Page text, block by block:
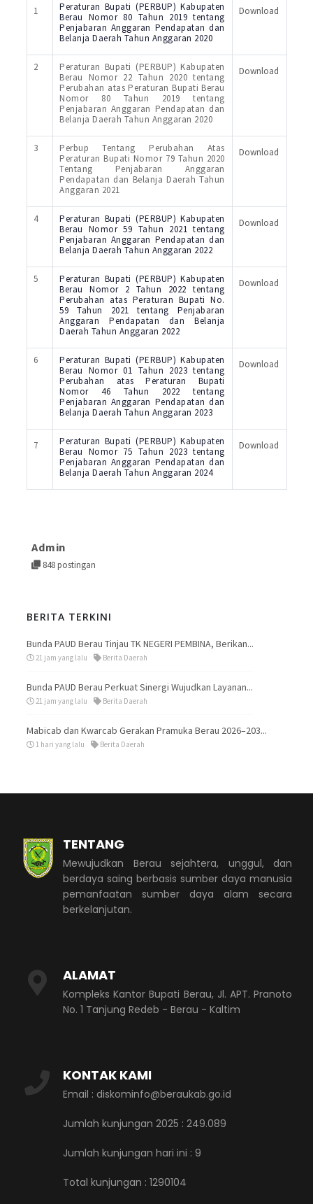
1
Peraturan Bupati (PERBUP) Kabupaten
Berau Nomor 80 Tahun 2019 tentang
Penjabaran Anggaran Pendapatan dan
Belanja Daerah Tahun Anggaran 2020
Download
2
Peraturan Bupati (PERBUP) Kabupaten
Berau Nomor 22 Tahun 2020 tentang
Perubahan atas Peraturan Bupati Berau
Nomor 80 Tahun 2019 tentang
Penjabaran Anggaran Pendapatan dan
Belanja Daerah Tahun Anggaran 2020
Download
3
Perbup Tentang Perubahan Atas
Peraturan Bupati Nomor 79 Tahun 2020
Tentang Penjabaran Anggaran
Pendapatan dan Belanja Daerah Tahun
Anggaran 2021
Download
4
Peraturan Bupati (PERBUP) Kabupaten
Berau Nomor 59 Tahun 2021 tentang
Penjabaran Anggaran Pendapatan dan
Belanja Daerah Tahun Anggaran 2022
Download
5
Peraturan Bupati (PERBUP) Kabupaten
Berau Nomor 2 Tahun 2022 tentang
Perubahan atas Peraturan Bupati No.
59 Tahun 2021 tentang Penjabaran
Anggaran Pendapatan dan Belanja
Daerah Tahun Anggaran 2022
Download
6
Peraturan Bupati (PERBUP) Kabupaten
Berau Nomor 01 Tahun 2023 tentang
Perubahan atas Peraturan Bupati
Nomor 46 Tahun 2022 tentang
Penjabaran Anggaran Pendapatan dan
Belanja Daerah Tahun Anggaran 2023
Download
7
Peraturan Bupati (PERBUP) Kabupaten
Berau Nomor 75 Tahun 2023 tentang
Penjabaran Anggaran Pendapatan dan
Belanja Daerah Tahun Anggaran 2024
Download
Admin
848 postingan
BERITA TERKINI
Bunda PAUD Berau Tinjau TK NEGERI PEMBINA, Berikan...
21 jam yang lalu Berita Daerah
Bunda PAUD Berau Perkuat Sinergi Wujudkan Layanan...
21 jam yang lalu Berita Daerah
Mabicab dan Kwarcab Gerakan Pramuka Berau 2026–203...
1 hari yang lalu Berita Daerah
TENTANG
Mewujudkan Berau sejahtera, unggul, dan
berdaya saing berbasis sumber daya manusia
pemanfaatan sumber daya alam secara
berkelanjutan.
ALAMAT
Kompleks Kantor Bupati Berau, Jl. APT. Pranoto
No. 1 Tanjung Redeb - Berau - Kaltim
KONTAK KAMI
Email : diskominfo@beraukab.go.id
Jumlah kunjungan 2025 : 249.089
Jumlah kunjungan hari ini : 9
Total kunjungan : 1290104